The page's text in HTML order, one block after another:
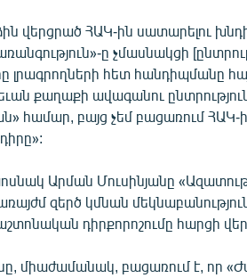
վերցրած ՀԱԿ-ին սատարելու խնդիր
ը չմասնակցի
լրագրողների հետ հանդիպմանը
քաղաքի ավագանու
համար, բայց չեմ բացառում
Արման Մուսինյանը
զերծ կմնան
դիրքորոշումը հարցի
միաժամանակ, բացառում է, որ